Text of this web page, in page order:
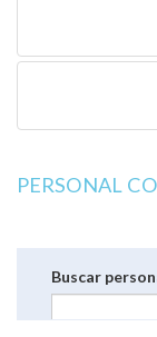
PERSONAL
Buscar